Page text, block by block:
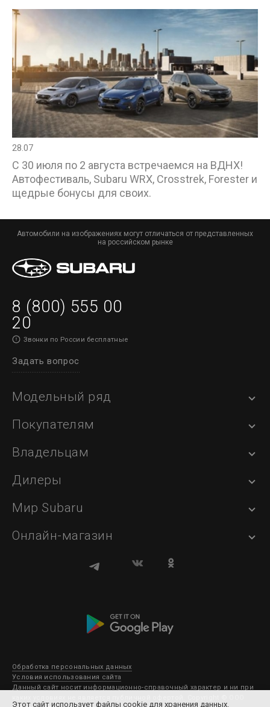
28.07
С 30 июля по 2 августа встречаемся на ВДНХ!
Автофестиваль, Subaru WRX, Crosstrek, Forester и
щедрые бонусы для своих.
Автомобили на изображениях могут отличаться от представленных
на российском рынке
8 (800) 555 00
20
Звонки по России бесплатные
Задать вопрос
Модельный ряд
Покупателям
Владельцам
Дилеры
Мир Subaru
Онлайн-магазин
Обработка персональных данных
Условия использования сайта
Данный сайт носит информационно-справочный характер и ни при
Этот сайт использует файлы cookie для хранения данных.